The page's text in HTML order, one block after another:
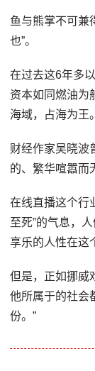
鱼与熊掌不可兼
也”。
在过去这6年多
资本如同燃油为
海域，占海为王。
财经作家吴晓波
的、繁华喧嚣而
在线直播这个行
至死”的气息，
享乐的人性在这
但是，正如挪威
他所属于的社会
份。”